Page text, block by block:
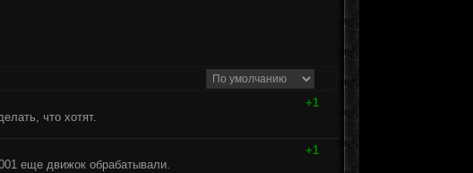
+1
что хотят.
+1
еще движок обрабатывали.